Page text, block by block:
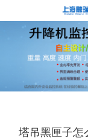
塔吊黑匣子怎